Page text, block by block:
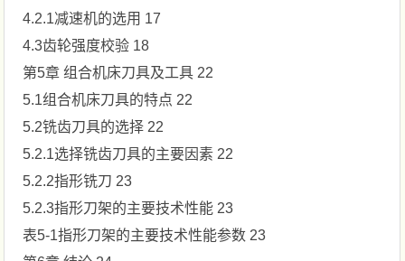
4.2.1减速机的选用 17
4.3齿轮强度校验 18
第5章 组合机床刀具及工具 22
5.1组合机床刀具的特点 22
5.2铣齿刀具的选择 22
5.2.1选择铣齿刀具的主要因素 22
5.2.2指形铣刀 23
5.2.3指形刀架的主要技术性能 23
表5-1指形刀架的主要技术性能参数 23